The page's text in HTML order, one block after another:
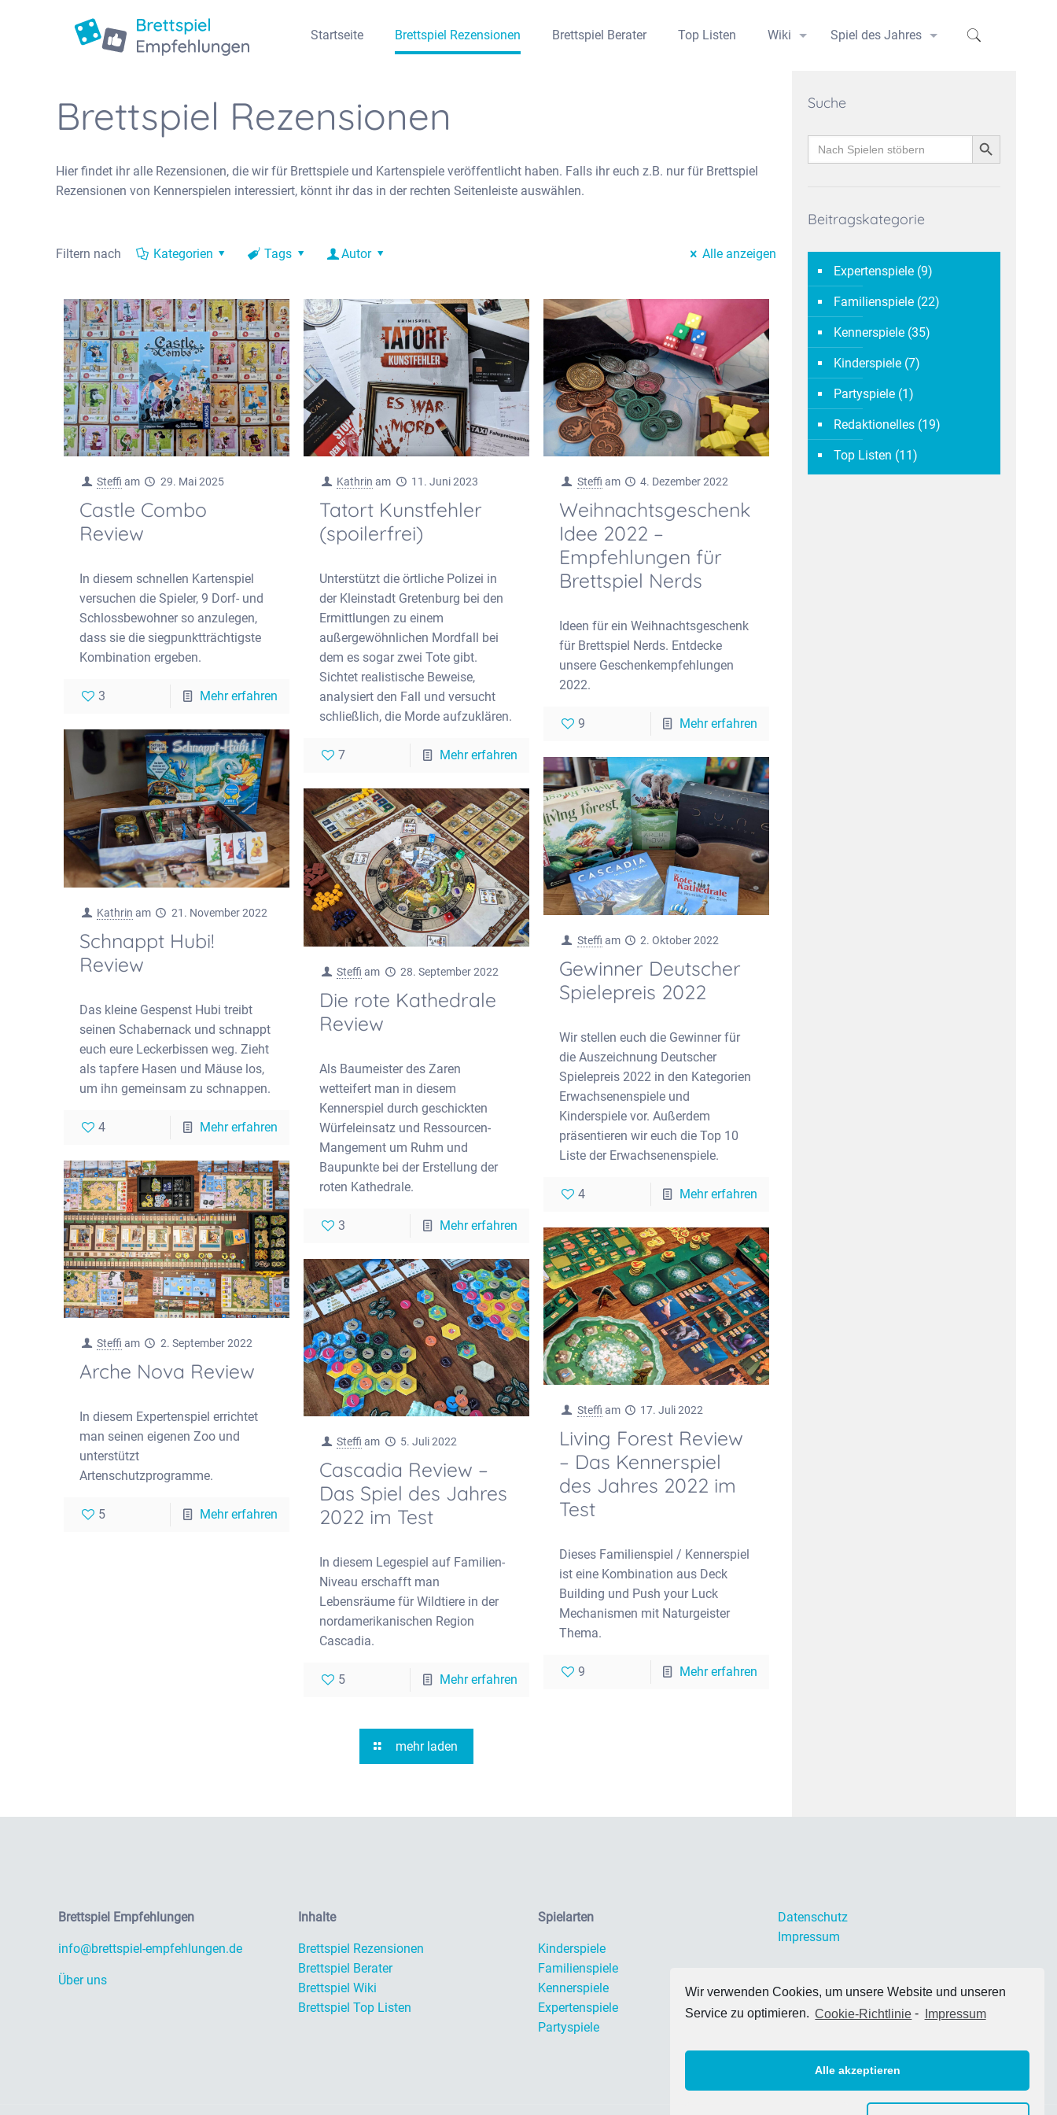
Wir verwenden Cookies, um unsere Website und unseren
Service zu optimieren. Cookie-Richtlinie - Impressum
Alle akzeptieren
Startseite Brettspiel Rezensionen Brettspiel Berater Top Listen Wiki Spiel des Jahres
Brettspiel Rezensionen
Hier findet ihr alle Rezensionen, die wir für Brettspiele und Kartenspiele veröffentlicht haben. Falls ihr euch z.B. nur für Brettspiel
Rezensionen von Kennerspielen interessiert, könnt ihr das in der rechten Seitenleiste auswählen.
Filtern nach Kategorien Tags Autor Alle anzeigen
Steffi am 29. Mai 2025
Castle Combo
Review
In diesem schnellen Kartenspiel
versuchen die Spieler, 9 Dorf- und
Schlossbewohner so anzulegen,
dass sie die siegpunktträchtigste
Kombination ergeben.
3 Mehr erfahren
Kathrin am 11. Juni 2023
Tatort Kunstfehler
(spoilerfrei)
Unterstützt die örtliche Polizei in
der Kleinstadt Gretenburg bei den
Ermittlungen zu einem
außergewöhnlichen Mordfall bei
dem es sogar zwei Tote gibt.
Sichtet realistische Beweise,
analysiert den Fall und versucht
schließlich, die Morde aufzuklären.
7 Mehr erfahren
Steffi am 4. Dezember 2022
Weihnachtsgeschenk
Idee 2022 –
Empfehlungen für
Brettspiel Nerds
Ideen für ein Weihnachtsgeschenk
für Brettspiel Nerds. Entdecke
unsere Geschenkempfehlungen
2022.
9 Mehr erfahren
Kathrin am 21. November 2022
Schnappt Hubi!
Review
Das kleine Gespenst Hubi treibt
seinen Schabernack und schnappt
euch eure Leckerbissen weg. Zieht
als tapfere Hasen und Mäuse los,
um ihn gemeinsam zu schnappen.
4 Mehr erfahren
Steffi am 2. Oktober 2022
Gewinner Deutscher
Spielepreis 2022
Wir stellen euch die Gewinner für
die Auszeichnung Deutscher
Spielepreis 2022 in den Kategorien
Erwachsenenspiele und
Kinderspiele vor. Außerdem
präsentieren wir euch die Top 10
Liste der Erwachsenenspiele.
4 Mehr erfahren
Steffi am 28. September 2022
Die rote Kathedrale
Review
Als Baumeister des Zaren
wetteifert man in diesem
Kennerspiel durch geschickten
Würfeleinsatz und Ressourcen-
Mangement um Ruhm und
Baupunkte bei der Erstellung der
roten Kathedrale.
3 Mehr erfahren
Steffi am 2. September 2022
Arche Nova Review
In diesem Expertenspiel errichtet
man seinen eigenen Zoo und
unterstützt
Artenschutzprogramme.
5 Mehr erfahren
Steffi am 17. Juli 2022
Living Forest Review
– Das Kennerspiel
des Jahres 2022 im
Test
Dieses Familienspiel / Kennerspiel
ist eine Kombination aus Deck
Building und Push your Luck
Mechanismen mit Naturgeister
Thema.
9 Mehr erfahren
Steffi am 5. Juli 2022
Cascadia Review –
Das Spiel des Jahres
2022 im Test
In diesem Legespiel auf Familien-
Niveau erschafft man
Lebensräume für Wildtiere in der
nordamerikanischen Region
Cascadia.
5 Mehr erfahren
mehr laden
Suche
Search
for:
Search Button
Beitragskategorie
Expertenspiele(9)
Familienspiele(22)
Kennerspiele(35)
Kinderspiele(7)
Partyspiele(1)
Redaktionelles(19)
Top Listen (11)
Brettspiel Empfehlungen
info@brettspiel-empfehlungen.de
Über uns
Inhalte
Brettspiel Rezensionen
Brettspiel Berater
Brettspiel Wiki
Brettspiel Top Listen
Spielarten
Kinderspiele
Familienspiele
Kennerspiele
Expertenspiele
Partyspiele
Datenschutz
Impressum